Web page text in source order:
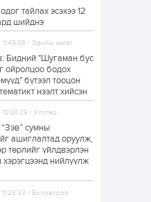
Н.Номтойбаяр:
Аймгуудад
тулгамдаж буй
асуудлуудыг долоо
хоног бүр Засгийн
газрын...
1 өдөр 0
УИХ-ын дарга
С.Бямбацогт төрийг
төлөөлөн Сутай
хайрхны тэнгэрийг
тахих төрийн
тахилгад оролцлоо
1 өдөр 2 0
“Хотын дарга сонсож
дугаарыг
наймдугаар сарын
тайлах эсэхээ 12
шийднэ
/ Эдийн засаг
Бидний "Шугаман бус
ойролцоо бодох
бүтээл тооцон
нээлт хийсэн
/ Улстөр
сумны
ашиглалтад оруулж,
төрлийг үйлдвэрлэн
нийлүүлж
/ Боловсрол